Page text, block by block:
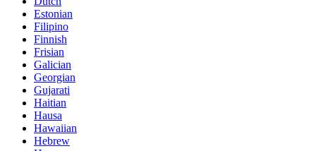
Estonian
Filipino
Finnish
Frisian
Galician
Georgian
Gujarati
Haitian
Hausa
Hawaiian
Hebrew